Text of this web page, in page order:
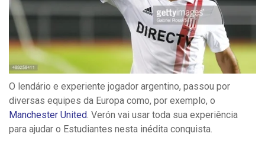
O lendário e experiente jogador argentino, passou por
diversas equipes da Europa como, por exemplo, o
Manchester United . Verón vai usar toda sua experiência
para ajudar o Estudiantes nesta inédita conquista.